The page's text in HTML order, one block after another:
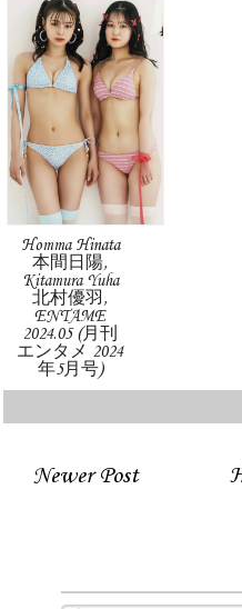
Homma Hinata
本間日陽,
Kitamura Yuha
北村優羽,
ENTAME
2024.05 (月刊
エンタメ 2024
年5月号)
Newer Post